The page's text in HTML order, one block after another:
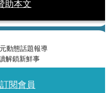
助本文
元動態話題報導
解鎖新鮮事
閱會員